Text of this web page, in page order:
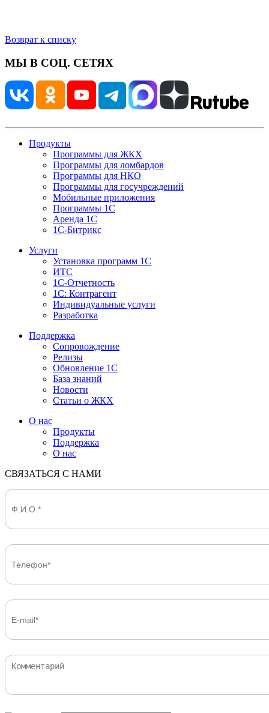
Возврат к списку
МЫ В СОЦ. СЕТЯХ
Продукты
Программы для ЖКХ
Программы для ломбардов
Программы для НКО
Программы для госучреждений
Мобильные приложения
Программы 1С
Аренда 1С
1С-Битрикс
Услуги
Установка программ 1С
ИТС
1С-Отчетность
1С: Контрагент
Индивидуальные услуги
Разработка
Поддержка
Сопровождение
Релизы
Обновление 1С
База знаний
Новости
Статьи о ЖКХ
О нас
Продукты
Поддержка
О нас
СВЯЗАТЬСЯ С НАМИ